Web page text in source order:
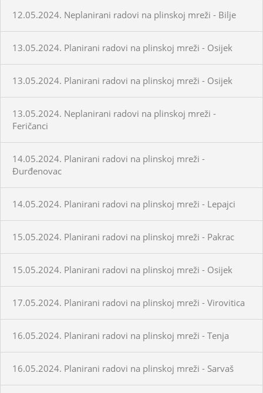
12.05.2024. Neplanirani radovi na plinskoj mreži - Bilje
13.05.2024. Planirani radovi na plinskoj mreži - Osijek
13.05.2024. Planirani radovi na plinskoj mreži - Osijek
13.05.2024. Neplanirani radovi na plinskoj mreži -
Feričanci
14.05.2024. Planirani radovi na plinskoj mreži -
Đurđenovac
14.05.2024. Planirani radovi na plinskoj mreži - Lepajci
15.05.2024. Planirani radovi na plinskoj mreži - Pakrac
15.05.2024. Planirani radovi na plinskoj mreži - Osijek
17.05.2024. Planirani radovi na plinskoj mreži - Virovitica
16.05.2024. Planirani radovi na plinskoj mreži - Tenja
16.05.2024. Planirani radovi na plinskoj mreži - Sarvaš